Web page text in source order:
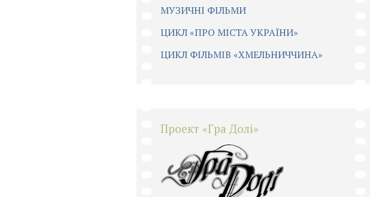
МУЗИЧНІ ФІЛЬМИ
ЦИКЛ «ПРО МІСТА УКРАЇНИ»
ЦИКЛ ФІЛЬМІВ «ХМЕЛЬНИЧЧИНА»
Проект «Гра Долі»